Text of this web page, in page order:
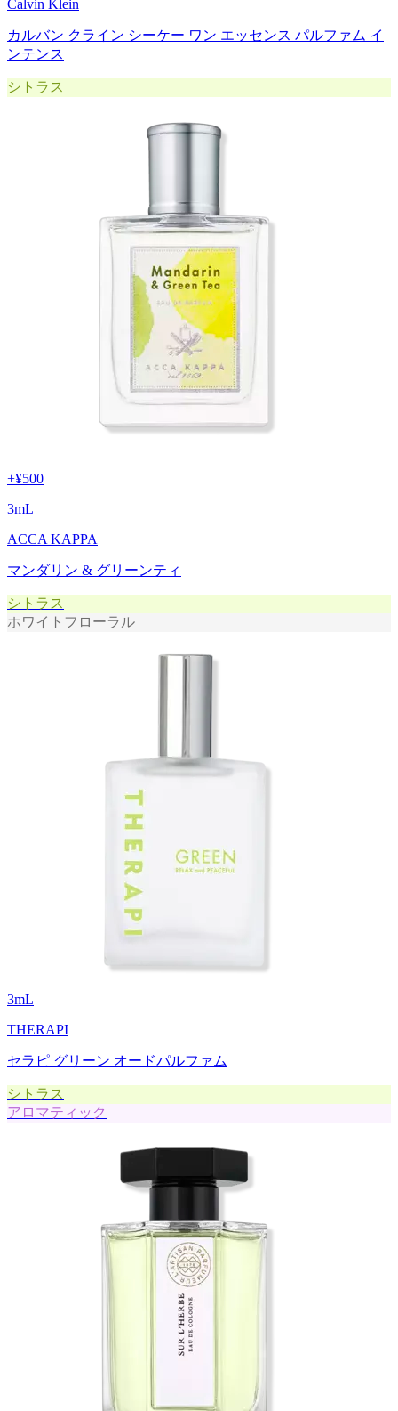
Calvin Klein
カルバン クライン シーケー ワン エッセンス パルファム イ
ンテンス
シトラス
+¥500
3mL
ACCA KAPPA
マンダリン & グリーンティ
シトラス
ホワイトフローラル
3mL
THERAPI
セラピ グリーン オードパルファム
シトラス
アロマティック